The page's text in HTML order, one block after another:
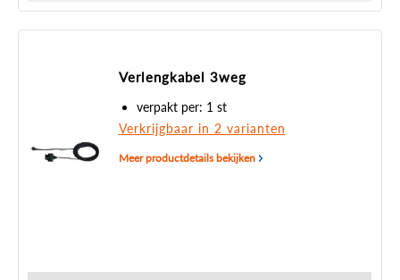
Verlengkabel 3weg
verpakt per: 1 st
Verkrijgbaar in 2 varianten
Meer productdetails bekijken